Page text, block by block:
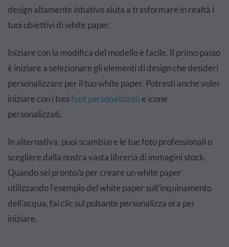
design altamente intuitivo aiuta a trasformare in realtà i
tuoi obiettivi di white paper.
Iniziare con la modifica del modello è facile. Il primo passo
è iniziare a selezionare gli elementi di design che desideri
personalizzare per il tuo white paper. Potresti anche voler
iniziare con i tuoifont personalizzati e icone
personalizzati.
In alternativa, puoi scambiare le tue foto professionali o
scegliere dalla nostra vasta libreria di immagini stock.
Quando sei pronto/a per creare un white paper
utilizzando l'esempio del white paper sull'inquinamento
dell'acqua, fai clic sul pulsante personalizza ora per
iniziare.